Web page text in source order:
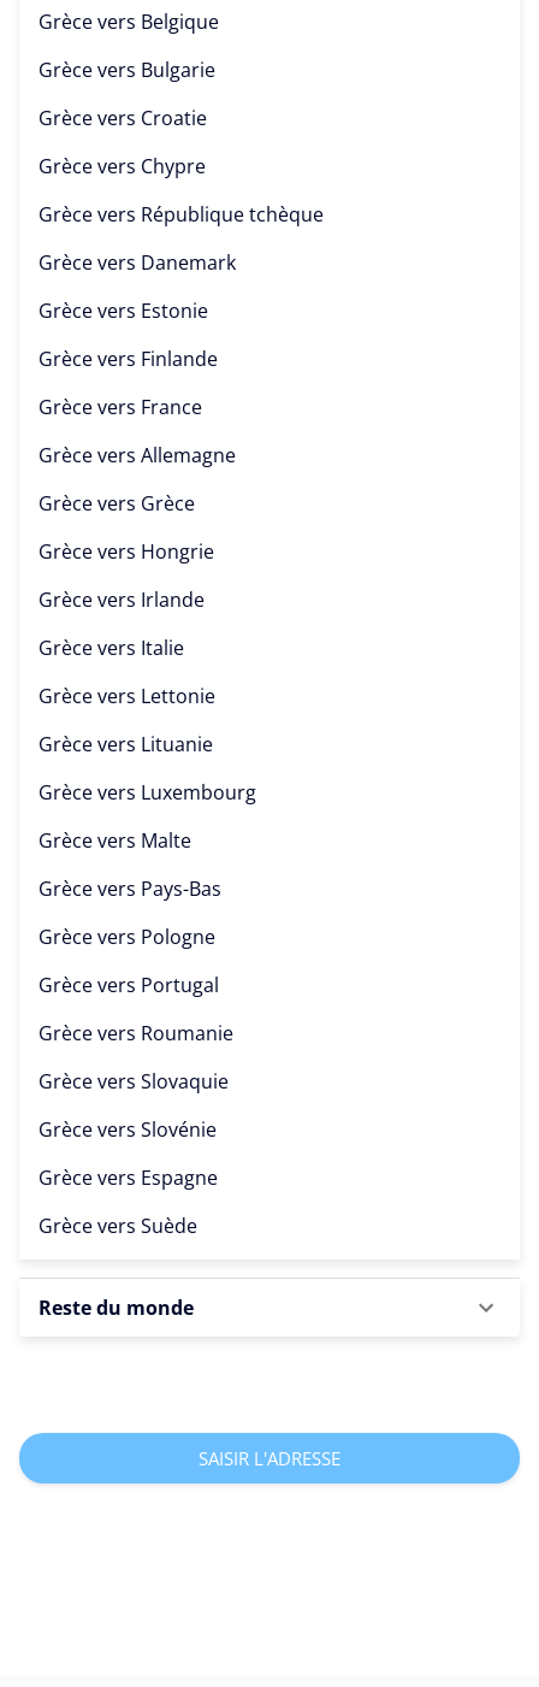
Grèce vers Belgique
Grèce vers Bulgarie
Grèce vers Croatie
Grèce vers Chypre
Grèce vers République tchèque
Grèce vers Danemark
Grèce vers Estonie
Grèce vers Finlande
Grèce vers France
Grèce vers Allemagne
Grèce vers Grèce
Grèce vers Hongrie
Grèce vers Irlande
Grèce vers Italie
Grèce vers Lettonie
Grèce vers Lituanie
Grèce vers Luxembourg
Grèce vers Malte
Grèce vers Pays-Bas
Grèce vers Pologne
Grèce vers Portugal
Grèce vers Roumanie
Grèce vers Slovaquie
Grèce vers Slovénie
Grèce vers Espagne
Grèce vers Suède
Reste du monde
SAISIR L'ADRESSE